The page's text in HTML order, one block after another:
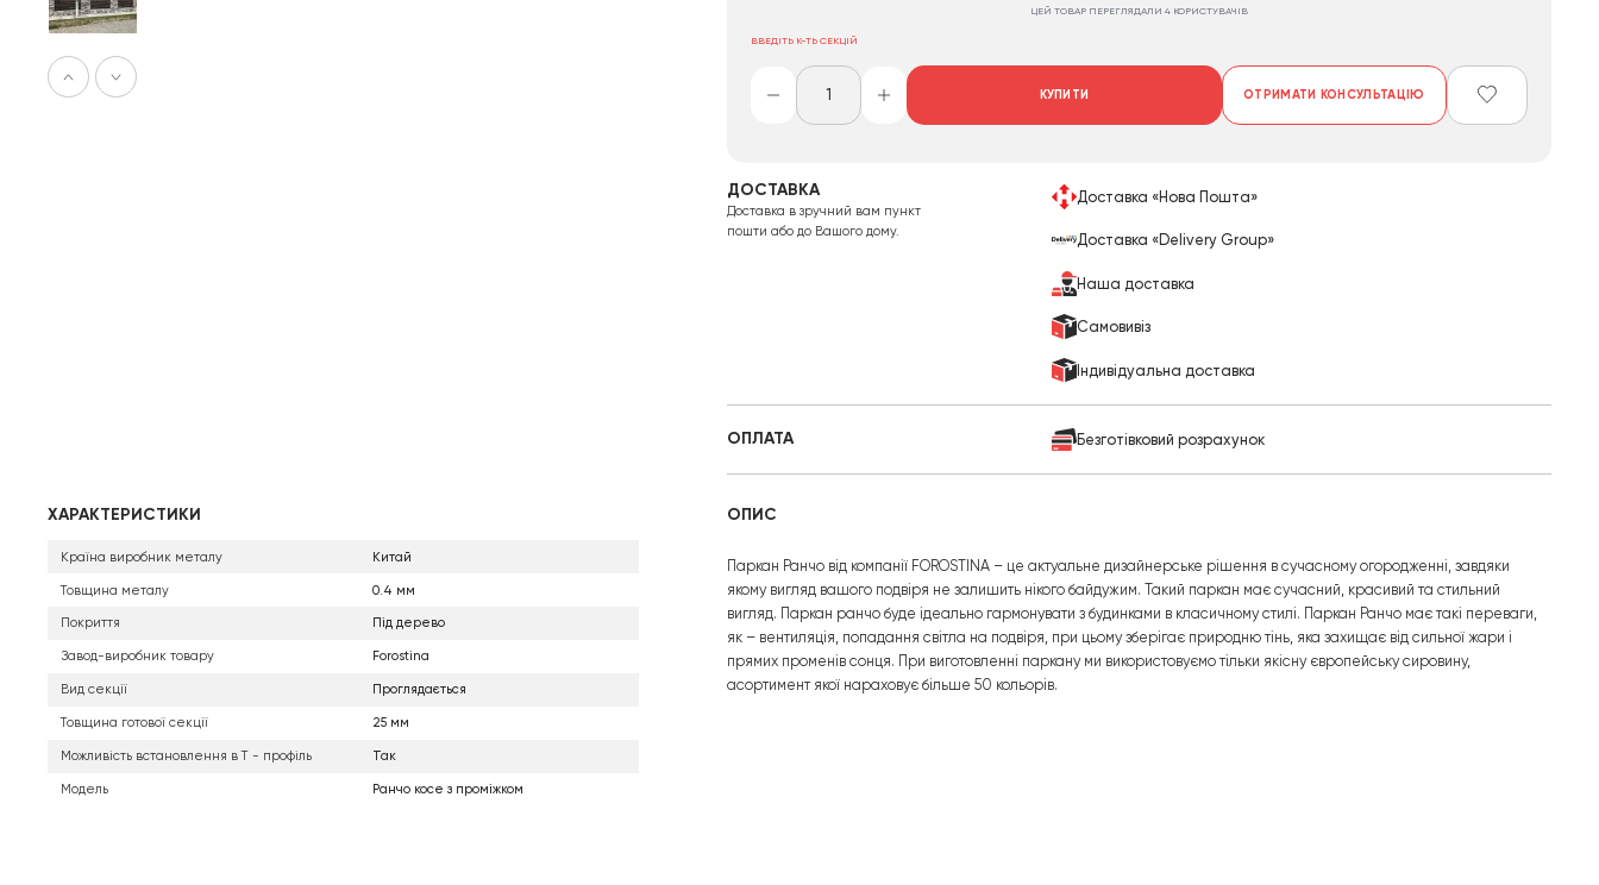
ЦЕЙ ТОВАР ПЕРЕГЛЯДАЛИ 4 КОРИСТУВАЧІВ
ВВЕДІТЬ К-ТЬ СЕКЦІЙ
КУПИТИ ОТРИМАТИ КОНСУЛЬТАЦІЮ
ДОСТАВКА
Доставка в зручний вам пункт
пошти або до Вашого дому.
Доставка «Нова Пошта»
Доставка «Delivery Group»
Наша доставка
Cамовивіз
Індивідуальна доставка
ОПЛАТА Безготівковий розрахунок
ХАРАКТЕРИСТИКИ
Країна виробник металу Китай
Товщина металу 0.4 мм
Покриття Під дерево
Завод-виробник товару Forostina
Вид секції Проглядається
Товщина готової секції 25 мм
Можливість встановлення в Т - профіль Так
Модель Ранчо косе з проміжком
ОПИС
Паркан Ранчо від компанії FOROSTINA – це актуальне дизайнерське рішення в сучасному огородженні, завдяки
якому вигляд вашого подвіря не залишить нікого байдужим. Такий паркан має сучасний, красивий та стильний
вигляд. Паркан ранчо буде ідеально гармонувати з будинками в класичному стилі. Паркан Ранчо має такі переваги,
як – вентиляція, попадання світла на подвіря, при цьому зберігає природню тінь, яка захищає від сильної жари і
прямих променів сонця. При виготовленні паркану ми використовуємо тільки якісну європейську сировину,
асортимент якої нараховує більше 50 кольорів.